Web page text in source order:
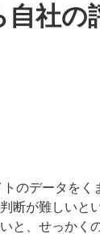
社の
のデータをく
断が難しいと
と、せっかく